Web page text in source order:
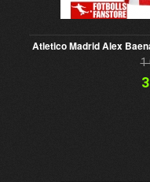
Atletico Madrid Alex
1